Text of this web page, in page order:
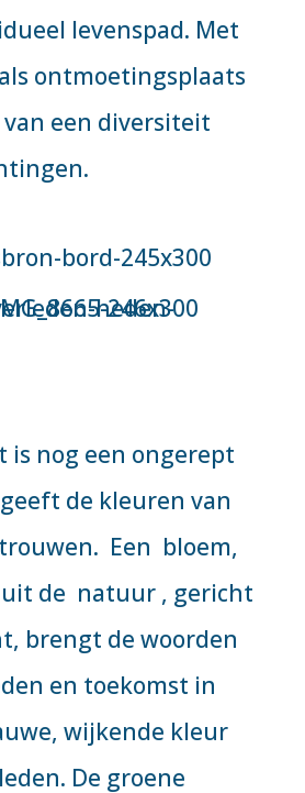
levenspad. Met
ontmoetingsplaats
een diversiteit
is nog een ongerept
de kleuren van
Een bloem,
de natuur , gericht
brengt de woorden
en toekomst in
wijkende kleur
De groene